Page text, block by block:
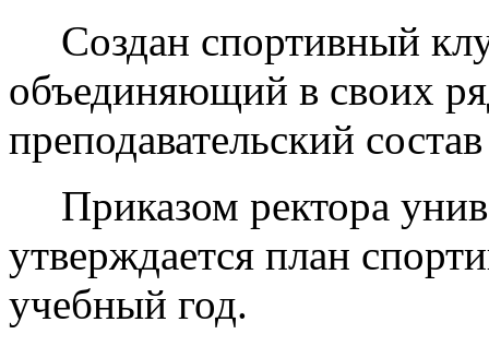
Создан спортивный
объединяющий в своих
преподавательский
Приказом ректора
утверждается план
учебный год.